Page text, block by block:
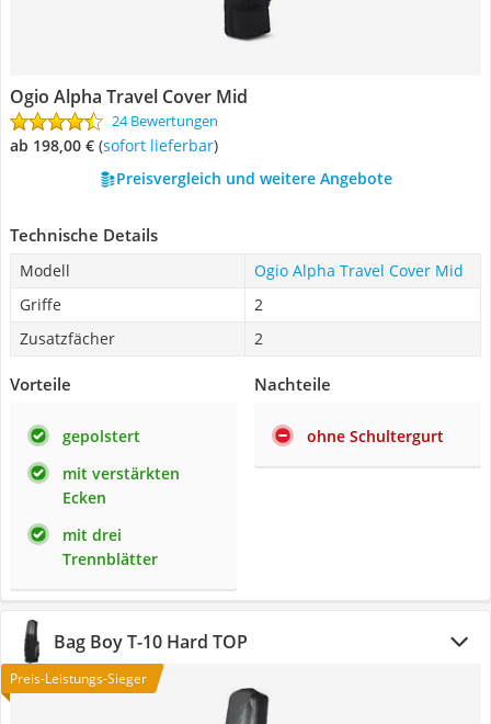
Ogio Alpha Travel Cover Mid
24 Bewertungen
ab 198,00 € ( Sofort lieferbar)
Preisvergleich und weitere Angebote
Technische Details
Modell
Ogio Alpha Travel Cover Mid
Griffe
2
Zusatzfächer
2
Vorteile
gepolstert
mit verstärkten
Ecken
mit drei
Trennblätter
Nachteile
ohne Schultergurt
Bag Boy T-10 Hard TOP
Preis-Leistungs-Sieger